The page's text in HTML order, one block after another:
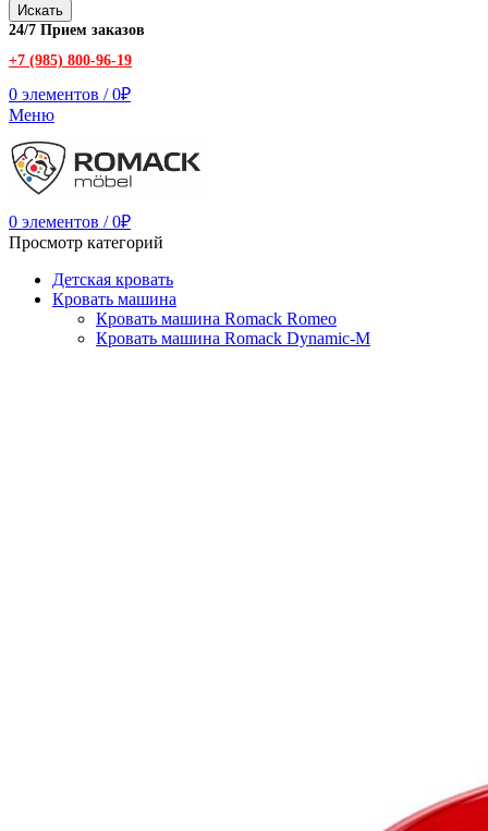
Искать
24/7 Прием заказов
+7 (985) 800-96-19
0 элементов / 0₽
Меню
0 элементов / 0₽
Просмотр категорий
Детская кровать
Кровать машина
Кровать машина Romack Romeo
Кровать машина Romack Dynamic-M